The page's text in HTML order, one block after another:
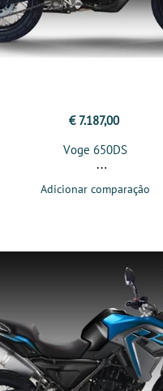
€ 7.187,00
Voge 650DS
Adicionar comparação